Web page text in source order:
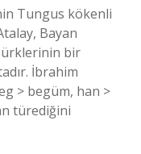
Tungus kökenli
Bayan
bir
İbrahim
> begüm, han >
türediğini